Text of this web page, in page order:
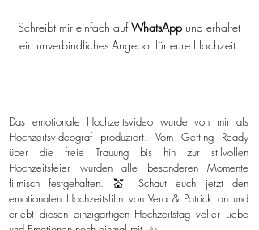
Schreibt mir einfach aufWhatsAppund erhaltet
ein unverbindliches Angebot für eure Hochzeit.
Das emotionale Hochzeitsvideo wurde von mir als
Hochzeitsvideograf produziert. Vom Getting Ready
über die freie Trauung bis hin zur stilvollen
Hochzeitsfeier wurden alle besonderen Momente
filmisch festgehalten. 💒 Schaut euch jetzt den
emotionalen Hochzeitsfilm von Vera & Patrick an und
erlebt diesen einzigartigen Hochzeitstag voller Liebe